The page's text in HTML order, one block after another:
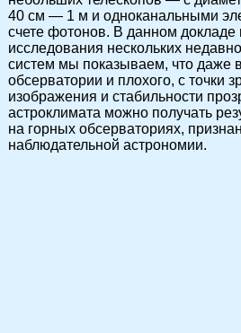
40 см — 1 м и одноканальными
счете фотонов. В данном
исследования нескольких
систем мы показываем, что даже
обсерватории и плохого, с точки
изображения и стабильности
астроклимата можно получать
на горных обсерваториях,
наблюдательной астрономии.